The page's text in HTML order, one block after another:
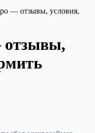
— отзывы, условия,